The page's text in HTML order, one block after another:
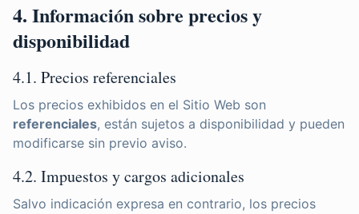
4. Información sobre precios y
disponibilidad
4.1. Precios referenciales
Los precios exhibidos en el Sitio Web son
referenciales, están sujetos a disponibilidad y pueden
modificarse sin previo aviso.
4.2. Impuestos y cargos adicionales
Salvo indicación expresa en contrario, los precios